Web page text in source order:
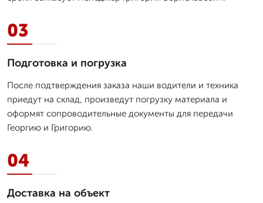
03
Подготовка и погрузка
После подтверждения заказа наши водители и техника
приедут на склад, произведут погрузку материала и
оформят сопроводительные документы для передачи
Георгию и Григорию.
04
Доставка на объект